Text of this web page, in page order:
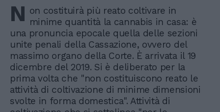
N on costituirà più reato coltivare in
minime quantità la cannabis in casa: è
una pronuncia epocale quella delle sezioni
unite penali della Cassazione, ovvero del
massimo organo della Corte. È arrivata il 19
dicembre del 2019. Si è deliberato per la
prima volta che "non costituiscono reato le
attività di coltivazione di minime dimensioni
svolte in forma domestica". Attività di